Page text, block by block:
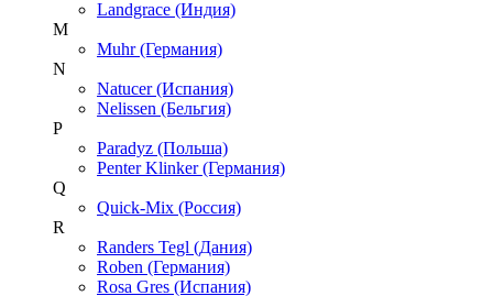
Landgrace (Индия)
M
Muhr (Германия)
N
Natucer (Испания)
Nelissen (Бельгия)
P
Paradyz (Польша)
Penter Klinker (Германия)
Q
Quick-Mix (Россия)
R
Randers Tegl (Дания)
Roben (Германия)
Rosa Gres (Испания)